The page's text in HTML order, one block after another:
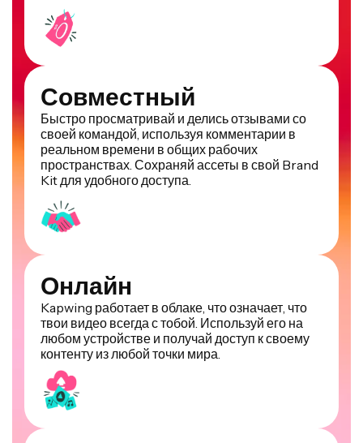
Совместный
Быстро просматривай и делись отзывами со
своей командой, используя комментарии в
реальном времени в общих рабочих
пространствах. Сохраняй ассеты в свой Brand
Kit для удобного доступа.
Онлайн
Kapwing работает в облаке, что означает, что
твои видео всегда с тобой. Используй его на
любом устройстве и получай доступ к своему
контенту из любой точки мира.